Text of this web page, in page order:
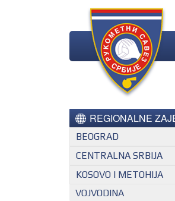
REGIONALNE
BEOGRAD
CENTRALNA SRBIJA
KOSOVO I METOHIJA
VOJVODINA